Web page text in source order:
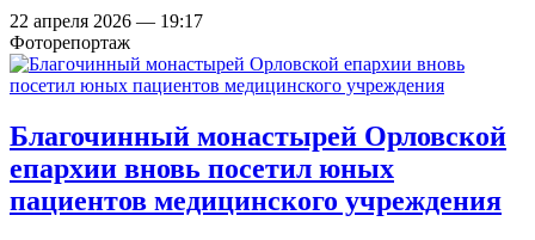
22 апреля 2026 — 19:17
Фоторепортаж
Благочинный монастырей Орловской
епархии вновь посетил юных
пациентов медицинского учреждения